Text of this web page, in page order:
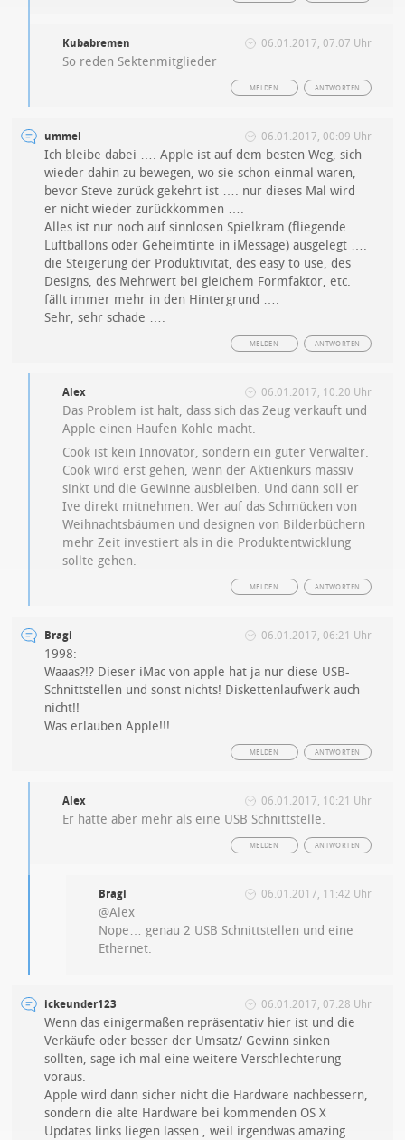
Kubabremen 06.01.2017, 07:07 Uhr
So reden Sektenmitglieder
ANTWORTEN
MELDEN
ummel 06.01.2017, 00:09 Uhr
Ich bleibe dabei …. Apple ist auf dem besten Weg, sich
wieder dahin zu bewegen, wo sie schon einmal waren,
bevor Steve zurück gekehrt ist …. nur dieses Mal wird
er nicht wieder zurückkommen ….
Alles ist nur noch auf sinnlosen Spielkram (fliegende
Luftballons oder Geheimtinte in iMessage) ausgelegt ….
die Steigerung der Produktivität, des easy to use, des
Designs, des Mehrwert bei gleichem Formfaktor, etc.
fällt immer mehr in den Hintergrund ….
Sehr, sehr schade ….
ANTWORTEN
MELDEN
Alex 06.01.2017, 10:20 Uhr
Das Problem ist halt, dass sich das Zeug verkauft und
Apple einen Haufen Kohle macht.
Cook ist kein Innovator, sondern ein guter Verwalter.
Cook wird erst gehen, wenn der Aktienkurs massiv
sinkt und die Gewinne ausbleiben. Und dann soll er
Ive direkt mitnehmen. Wer auf das Schmücken von
Weihnachtsbäumen und designen von Bilderbüchern
mehr Zeit investiert als in die Produktentwicklung
sollte gehen.
ANTWORTEN
MELDEN
Bragi 06.01.2017, 06:21 Uhr
1998:
Waaas?!? Dieser iMac von apple hat ja nur diese USB-
Schnittstellen und sonst nichts! Diskettenlaufwerk auch
nicht!!
Was erlauben Apple!!!
ANTWORTEN
MELDEN
Alex 06.01.2017, 10:21 Uhr
Er hatte aber mehr als eine USB Schnittstelle.
ANTWORTEN
MELDEN
Bragi 06.01.2017, 11:42 Uhr
@Alex
Nope… genau 2 USB Schnittstellen und eine
Ethernet.
ickeunder123 06.01.2017, 07:28 Uhr
Wenn das einigermaßen repräsentativ hier ist und die
Verkäufe oder besser der Umsatz/ Gewinn sinken
sollten, sage ich mal eine weitere Verschlechterung
voraus.
Apple wird dann sicher nicht die Hardware nachbessern,
sondern die alte Hardware bei kommenden OS X
Updates links liegen lassen., weil irgendwas amazing